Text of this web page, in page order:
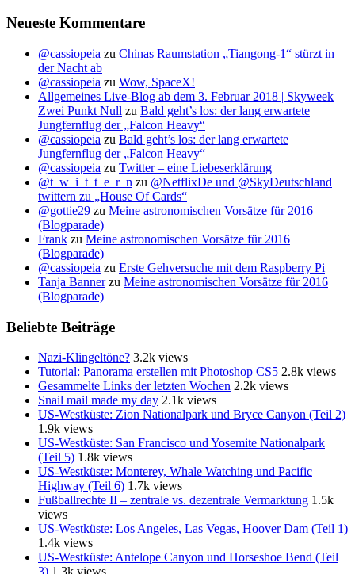
Neueste Kommentare
@cassiopeia zu Chinas Raumstation „Tiangong-1“ stürzt in
der Nacht ab
@cassiopeia zu Wow, SpaceX!
Allgemeines Live-Blog ab dem 3. Februar 2018 | Skyweek
Zwei Punkt Null zu Bald geht’s los: der lang erwartete
Jungfernflug der „Falcon Heavy“
@cassiopeia zu Bald geht’s los: der lang erwartete
Jungfernflug der „Falcon Heavy“
@cassiopeia zu Twitter – eine Liebeserklärung
@t_w_i_t_t_e_r_n zu @NetflixDe und @SkyDeutschland
twittern zu „House Of Cards“
@gottie29 zu Meine astronomischen Vorsätze für 2016
(Blogparade)
Frank zu Meine astronomischen Vorsätze für 2016
(Blogparade)
@cassiopeia zu Erste Gehversuche mit dem Raspberry Pi
Tanja Bannerzu Meine astronomischen Vorsätze für 2016
(Blogparade)
Beliebte Beiträge
Nazi-Klingeltöne? 3.2k views
Tutorial: Panorama erstellen mit Photoshop CS5 2.8k views
Gesammelte Links der letzten Wochen 2.2k views
Snail mail made my day 2.1k views
US-Westküste: Zion Nationalpark und Bryce Canyon (Teil 2)
1.9k views
US-Westküste: San Francisco und Yosemite Nationalpark
(Teil 5) 1.8k views
US-Westküste: Monterey, Whale Watching und Pacific
Highway (Teil 6) 1.7k views
Fußballrechte II – zentrale vs. dezentrale Vermarktung 1.5k
views
US-Westküste: Los Angeles, Las Vegas, Hoover Dam (Teil 1)
1.4k views
US-Westküste: Antelope Canyon und Horseshoe Bend (Teil